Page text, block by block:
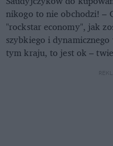
nikogo to nie obchodzi! –
"rockstar economy", jak
szybkiego i
tym kraju, to jest ok –